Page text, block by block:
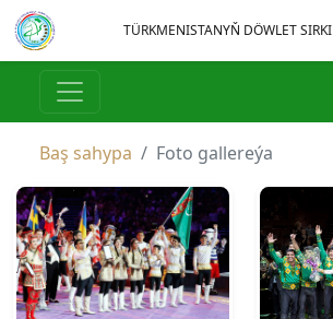
TÜRKMENISTANYŇ DÖWLET SIRKI
Baş sahypa Foto gallereýa